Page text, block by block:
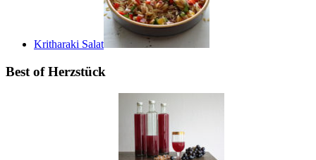
Kritharaki Salat
Best of Herzstück